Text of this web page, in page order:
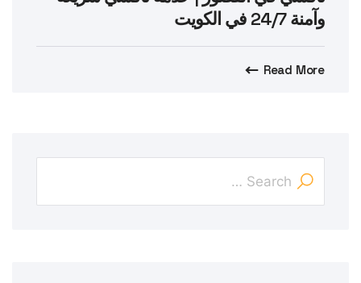
وآمنة 24/7 في الكويت
Read More